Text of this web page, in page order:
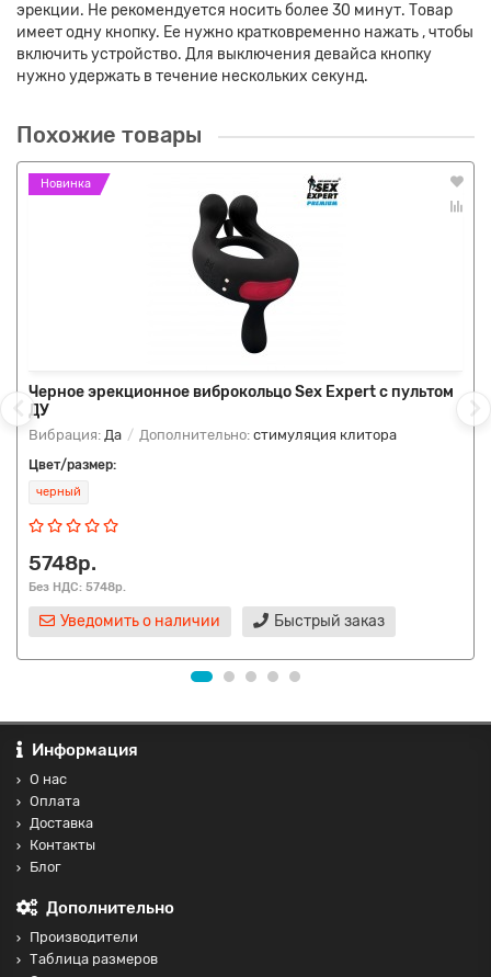
эрекции. Не рекомендуется носить более 30 минут. Товар
имеет одну кнопку. Ее нужно кратковременно нажать , чтобы
включить устройство. Для выключения девайса кнопку
нужно удержать в течение нескольких секунд.
Похожие товары
Новинка
Черное эрекционное виброкольцо Sex Expert с пультом
ДУ
Вибрация: Да Дополнительно: стимуляция клитора
Цвет/размер:
черный
5748р.
Без НДС: 5748р.
Уведомить о наличии Быстрый заказ
Информация
О нас
Оплата
Доставка
Контакты
Блог
Дополнительно
Производители
Таблица размеров